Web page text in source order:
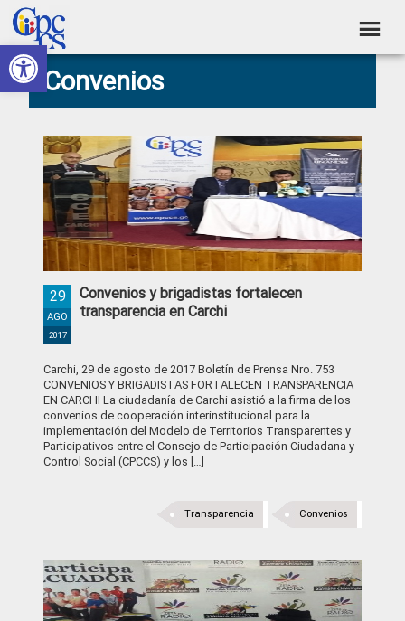
Abrir barra de herramientas
Skip
to
primary
navigation
Skip
to
main
content
Skip
to
primary
sidebar
Skip
to
footer
Consejo
de
Ciudadana
Control
Social
Construyendo
Poder
Ciudadano
Convenios
Convenios y brigadistas fortalecen
transparencia en Carchi
29
AGO
2017
Carchi, 29 de agosto de 2017 Boletín de Prensa Nro. 753
CONVENIOS Y BRIGADISTAS FORTALECEN TRANSPARENCIA
EN CARCHI La ciudadanía de Carchi asistió a la firma de los
convenios de cooperación interinstitucional para la
implementación del Modelo de Territorios Transparentes y
Participativos entre el Consejo de Participación Ciudadana y
Control Social (CPCCS) y los […]
Convenios
Transparencia